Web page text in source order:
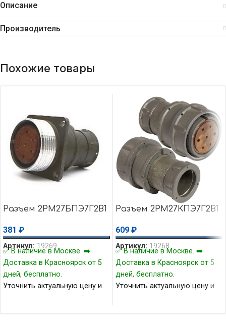
Описание
Производитель
Похожие товары
Разъем 2РМ27БПЭ7Г2В1
381 ₽
Артикул: 19269
✅ В наличие в Москве. ➡️
Доставка в Красноярск от 5
дней, бесплатно.
Уточнить актуальную цену и
Разъем 2РМ27КПЭ7Г2В1
609 ₽
Артикул: 19268
✅ В наличие в Москве. ➡️
Доставка в Красноярск от 5
дней, бесплатно.
Уточнить актуальную цену и